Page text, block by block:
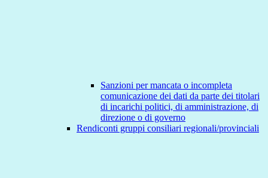
Sanzioni per mancata o incompleta
comunicazione dei dati da parte dei titolari
di incarichi politici, di amministrazione, di
direzione o di governo
Rendiconti gruppi consiliari regionali/provinciali